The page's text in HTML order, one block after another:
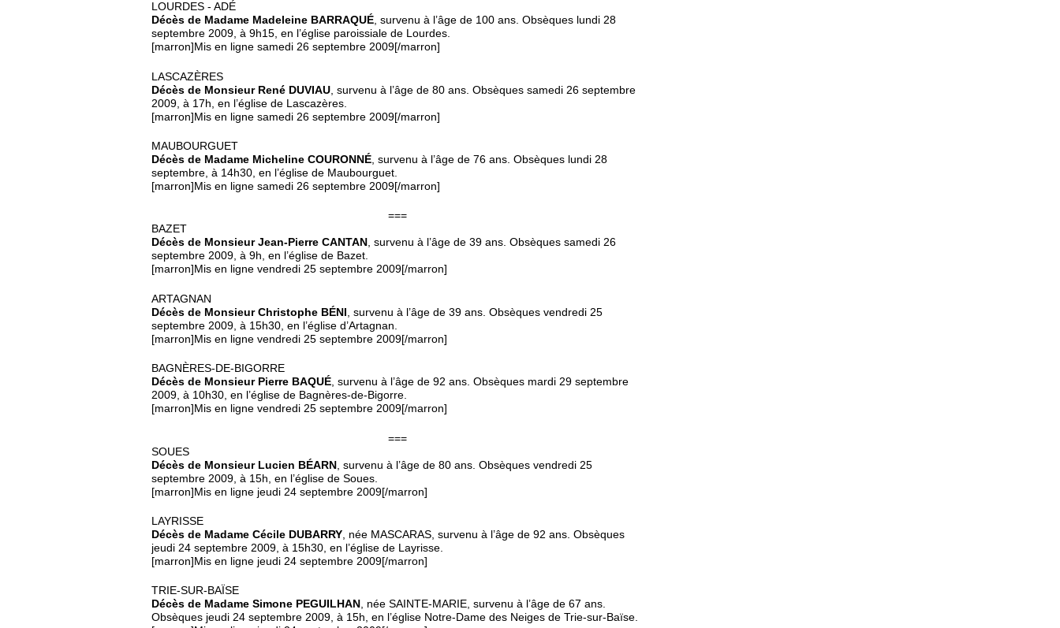
LOURDES - ADÉ
Décès de Madame Madeleine BARRAQUÉ, survenu à l’âge de 100 ans. Obsèques lundi 28
septembre 2009, à 9h15, en l’église paroissiale de Lourdes.
[marron]Mis en ligne samedi 26 septembre 2009[/marron]
LASCAZÈRES
Décès de Monsieur René DUVIAU , survenu à l’âge de 80 ans. Obsèques samedi 26 septembre
2009, à 17h, en l’église de Lascazères.
[marron]Mis en ligne samedi 26 septembre 2009[/marron]
MAUBOURGUET
Décès de Madame Micheline COURONNÉ, survenu à l’âge de 76 ans. Obsèques lundi 28
septembre, à 14h30, en l’église de Maubourguet.
[marron]Mis en ligne samedi 26 septembre 2009[/marron]
===
BAZET
Décès de Monsieur Jean-Pierre CANTAN , survenu à l’âge de 39 ans. Obsèques samedi 26
septembre 2009, à 9h, en l’église de Bazet.
[marron]Mis en ligne vendredi 25 septembre 2009[/marron]
ARTAGNAN
Décès de Monsieur Christophe BÉNI
, survenu à l’âge de 39 ans. Obsèques vendredi 25
septembre 2009, à 15h30, en l’église d’Artagnan.
[marron]Mis en ligne vendredi 25 septembre 2009[/marron]
BAGNÈRES-DE-BIGORRE
Décès de Monsieur Pierre BAQUÉ, survenu à l’âge de 92 ans. Obsèques mardi 29 septembre
2009, à 10h30, en l’église de Bagnères-de-Bigorre.
[marron]Mis en ligne vendredi 25 septembre 2009[/marron]
===
SOUES
Décès de Monsieur Lucien BÉARN , survenu à l’âge de 80 ans. Obsèques vendredi 25
septembre 2009, à 15h, en l’église de Soues.
[marron]Mis en ligne jeudi 24 septembre 2009[/marron]
LAYRISSE
Décès de Madame Cécile DUBARRY, née MASCARAS, survenu à l’âge de 92 ans. Obsèques
jeudi 24 septembre 2009, à 15h30, en l’église de Layrisse.
[marron]Mis en ligne jeudi 24 septembre 2009[/marron]
TRIE-SUR-BAÏSE
Décès de Madame Simone PEGUILHAN , née SAINTE-MARIE, survenu à l’âge de 67 ans.
Obsèques jeudi 24 septembre 2009, à 15h, en l’église Notre-Dame des Neiges de Trie-sur-Baïse.